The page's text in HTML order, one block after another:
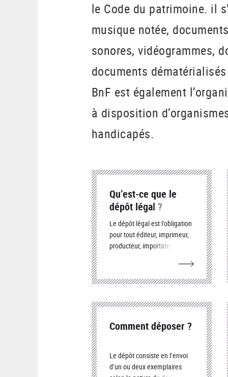
le Code du patrimoine. il
musique notée,
sonores, vidéogrammes,
documents
BnF est également
à disposition
handicapés.
Qu’est-ce que le
dépôt légal ?
Le dépôt légal est l'obligation
pour tout éditeur, imprimeur,
producteur, importateur, de
Comment déposer ?
Le dépôt consiste en l’envoi
d’un ou deux exemplaires